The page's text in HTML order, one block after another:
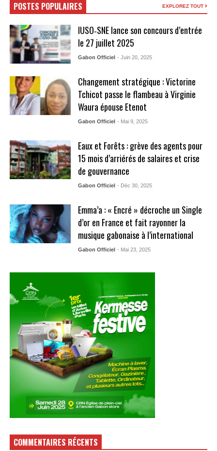
POSTES POPULAIRES EXPLOREZ TOUT
IUSO‑SNE lance son concours d’entrée
le 27 juillet 2025
Gabon Officiel - Juin 20, 2025
Changement stratégique : Victorine
Tchicot passe le flambeau à Virginie
Waura épouse Etenot
Gabon Officiel - Mai 9, 2025
Eaux et Forêts : grève des agents pour
15 mois d’arriérés de salaires et crise
de gouvernance
Gabon Officiel - Déc 30, 2025
Emma’a : « Encré » décroche un Single
d’or en France et fait rayonner la
musique gabonaise à l’international
Gabon Officiel - Mai 23, 2025
COMMENTAIRES RÉCENTS